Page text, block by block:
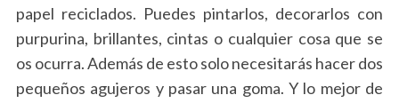
papel reciclados. Puedes pintarlos, decorarlos con
purpurina, brillantes, cintas o cualquier cosa que se
os ocurra. Además de esto solo necesitarás hacer dos
pequeños agujeros y pasar una goma. Y lo mejor de